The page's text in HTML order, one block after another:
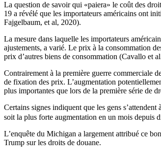
La question de savoir qui «paiera» le coût des
19 a révélé que les importateurs américains ont
Fajgelbaum, et al, 2020).
La mesure dans laquelle les importateurs
ajustements, a varié. Le prix à la consommation
prix d’autres biens de consommation (Cavallo et
Contrairement à la première guerre commerciale
de fixation des prix. L’augmentation
plus importantes que lors de la première série de
Certains signes indiquent que les gens
soit la plus forte augmentation en un mois depuis
L’enquête du Michigan a largement attribué ce
Trump sur les droits de douane.